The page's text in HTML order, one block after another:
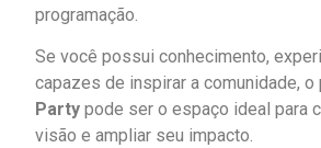
programação.
Se você possui conhecimento,
capazes de inspirar a comunidade, o
Party pode ser o espaço ideal para
visão e ampliar seu impacto.